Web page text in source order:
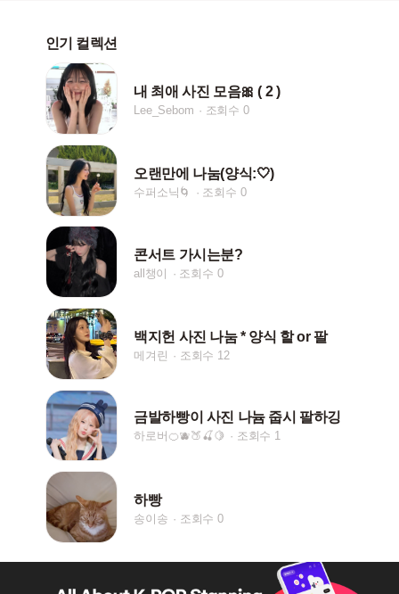
인기 컬렉션
내 최애 사진 모음🎀 ( 2 )
Lee_Sebom 조회수 0
오랜만에 나눔(양식:🤍)
수퍼소닉🌀 조회수 0
콘서트 가시는분?
all챙이 조회수 0
백지헌 사진 나눔 * 양식 핱 or 팔
메겨린 조회수 12
금발하빵이 사진 나늄 줍시 팔하깅
하로버🍊🫐🍑🍒🍋 조회수 1
하빵
송이송 조회수 0